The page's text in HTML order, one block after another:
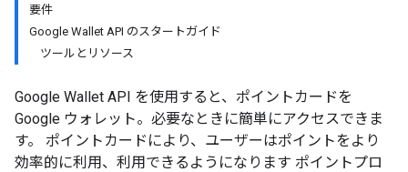
要件
Google Wallet API のスタートガイド
ツールとリソース
Google Wallet API を使用すると、ポイントカードを
Google ウォレット。必要なときに簡単にアクセスできま
す。 ポイントカードにより、ユーザーはポイントをより
効率的に利用、利用できるようになります ポイントプロ